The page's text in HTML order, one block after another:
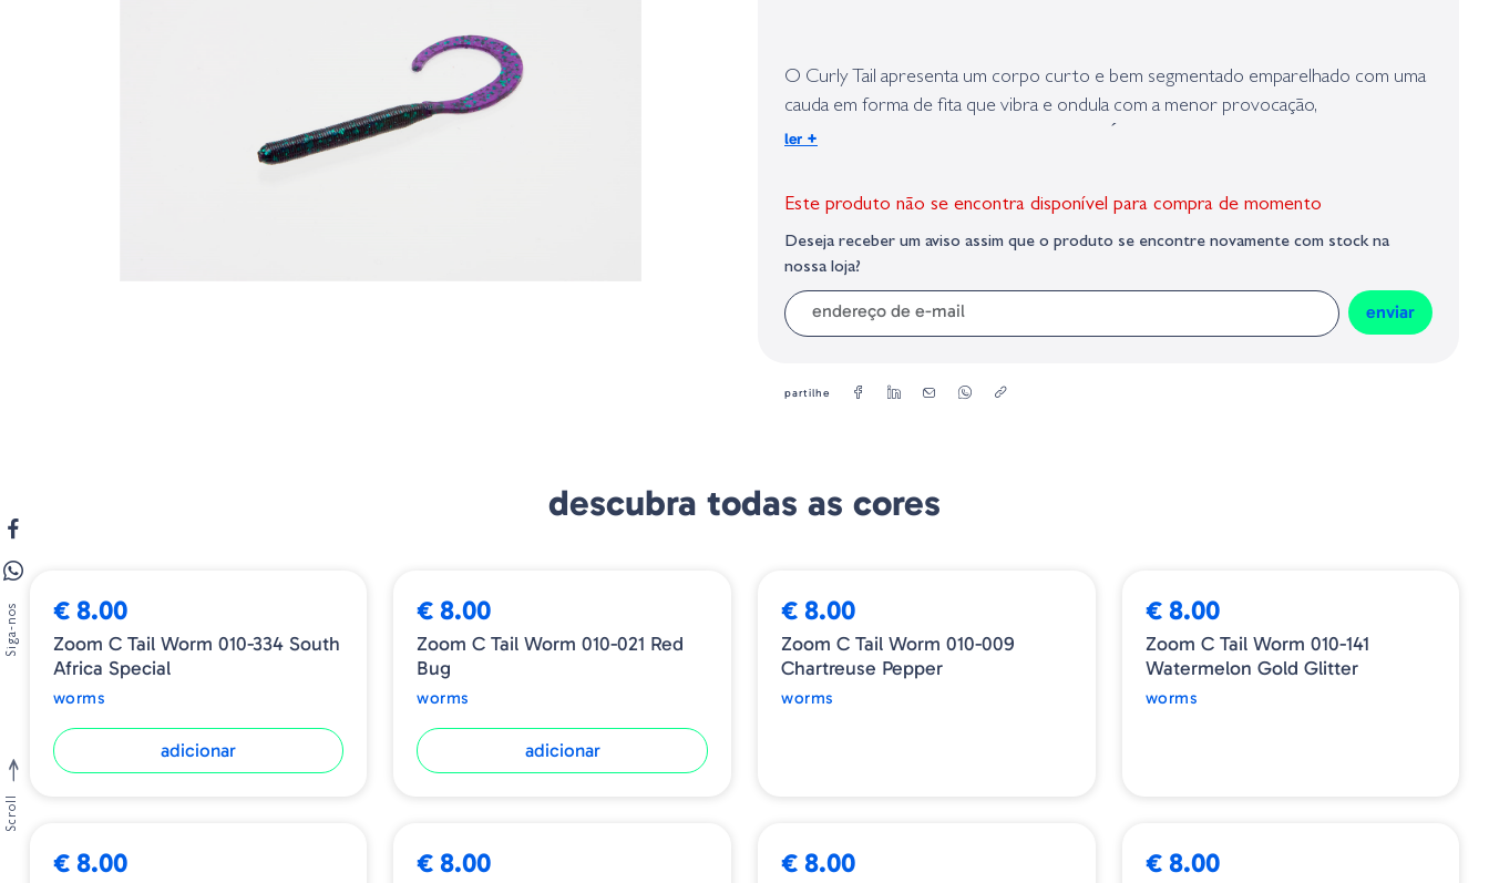
O Curly Tail apresenta um corpo curto e bem segmentado emparelhado com uma
cauda em forma de fita que vibra e ondula com a menor provocação,
proporcionando grande ação de natação. É fantástico em um equipamento do
quando os peixes são menores e altamente ativos.
-Tamanho = 4"
-Quantidade = 20 Uds/Blister
-Minhoca Finesse
-Corpo segmentado pequeno com cauda de natação grande
-O Curly Tail é o melhor de todos os mundos em um pacote refinado, não muito
ler +
Este produto não se encontra disponível para compra de momento
Deseja receber um aviso assim que o produto se encontre novamente com stock na
nossa loja?
enviar
partilhe
descubra todas as cores
€ 8.00
Zoom C Tail Worm 010-334 South
Africa Special
worms
adicionar
€ 8.00
Zoom C Tail Worm 010-021 Red
Bug
worms
adicionar
€ 8.00
Zoom C Tail Worm 010-009
Chartreuse Pepper
worms
€ 8.00
Zoom C Tail Worm 010-141
Watermelon Gold Glitter
worms
€ 8.00 € 8.00 € 8.00 € 8.00
Siga-nos
Scroll